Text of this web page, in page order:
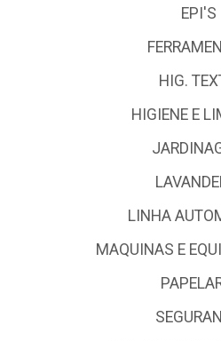
EPI'S
HIG.
HIGIENE E
LINHA
MAQUINAS E